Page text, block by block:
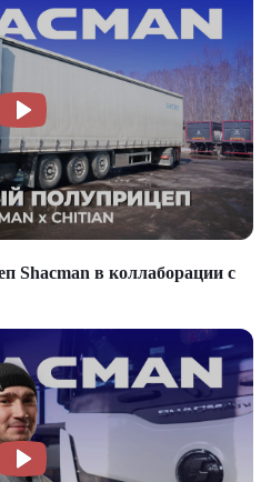
Shacman в коллаборации с